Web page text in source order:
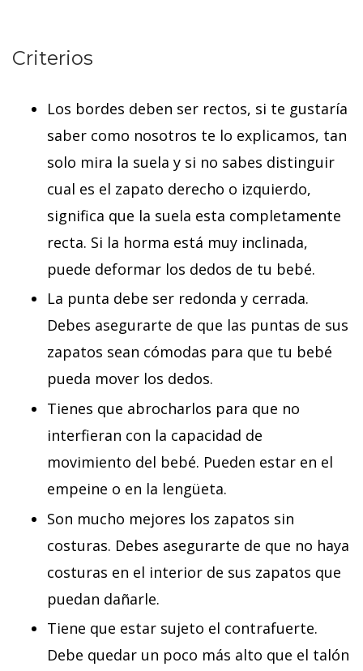
Criterios
Los bordes deben ser rectos, si te gustaría
saber como nosotros te lo explicamos, tan
solo mira la suela y si no sabes distinguir
cual es el zapato derecho o izquierdo,
significa que la suela esta completamente
recta. Si la horma está muy inclinada,
puede deformar los dedos de tu bebé.
La punta debe ser redonda y cerrada.
Debes asegurarte de que las puntas de sus
zapatos sean cómodas para que tu bebé
pueda mover los dedos.
Tienes que abrocharlos para que no
interfieran con la capacidad de
movimiento del bebé. Pueden estar en el
empeine o en la lengüeta.
Son mucho mejores los zapatos sin
costuras. Debes asegurarte de que no haya
costuras en el interior de sus zapatos que
puedan dañarle.
Tiene que estar sujeto el contrafuerte.
Debe quedar un poco más alto que el talón